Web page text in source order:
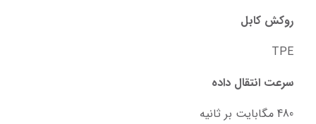
روکش کابل
TPE
سرعت انتقال داده
480 مگابایت بر ثانیه